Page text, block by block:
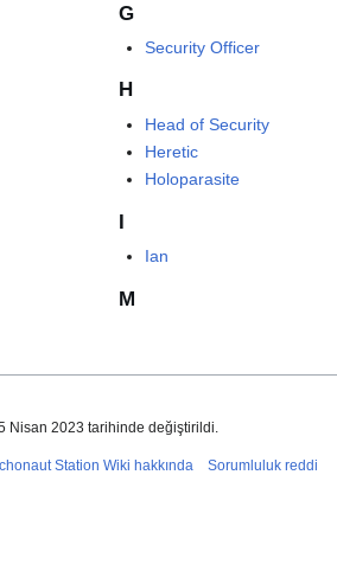
G
Security Officer
H
Head of Security
Heretic
Holoparasite
I
Ian
M
Nisan 2023 tarihinde değiştirildi.
Station Wiki hakkında Sorumluluk reddi